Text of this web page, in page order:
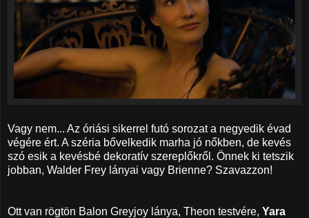
Vagy nem... Az óriási sikerrel futó sorozat a negyedik évad
végére ért. A széria bővelkedik marha jó nőkben, de kevés
szó esik a kevésbé dekoratív szereplőkről. Önnek ki tetszik
jobban, Walder Frey lányai vagy Brienne? Szavazzon!
Ott van rögtön Balon Greyjoy lánya, Theon testvére, Yara